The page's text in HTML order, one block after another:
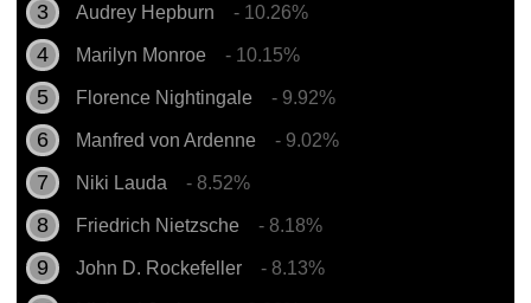
Audrey Hepburn - 10.26%
Marilyn Monroe - 10.15%
Florence Nightingale - 9.92%
Manfred von Ardenne - 9.02%
Niki Lauda - 8.52%
Friedrich Nietzsche - 8.18%
John D. Rockefeller - 8.13%